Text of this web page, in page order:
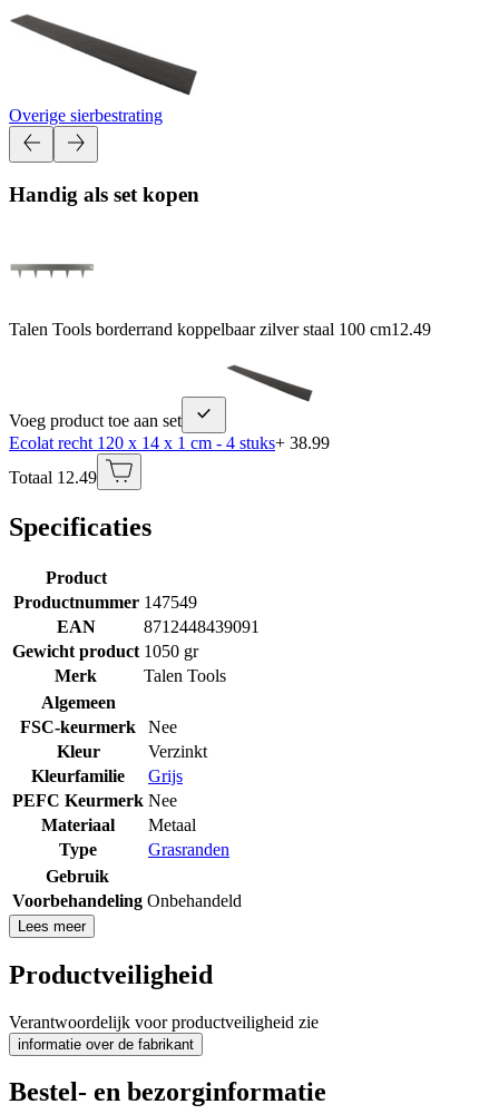
Overige sierbestrating
Handig als set kopen
Talen Tools borderrand koppelbaar zilver staal 100 cm12.49
Voeg product toe aan set
Ecolat recht 120 x 14 x 1 cm - 4 stuks+ 38.99
Totaal 12.49
Specificaties
Product
Productnummer 147549
EAN
8712448439091
Gewicht product 1050 gr
Merk
Talen Tools
Algemeen
FSC-keurmerk
Nee
Kleur
Verzinkt
Kleurfamilie
Grijs
PEFC Keurmerk Nee
Materiaal
Metaal
Type
Grasranden
Gebruik
Voorbehandeling Onbehandeld
Lees meer
Productveiligheid
Verantwoordelijk voor productveiligheid zie
informatie over de fabrikant
Bestel- en bezorginformatie